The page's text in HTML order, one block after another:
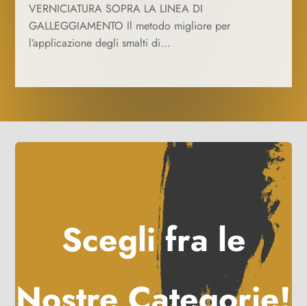
VERNICIATURA SOPRA LA LINEA DI
GALLEGGIAMENTO Il metodo migliore per
l’applicazione degli smalti di...
Scegli fra le